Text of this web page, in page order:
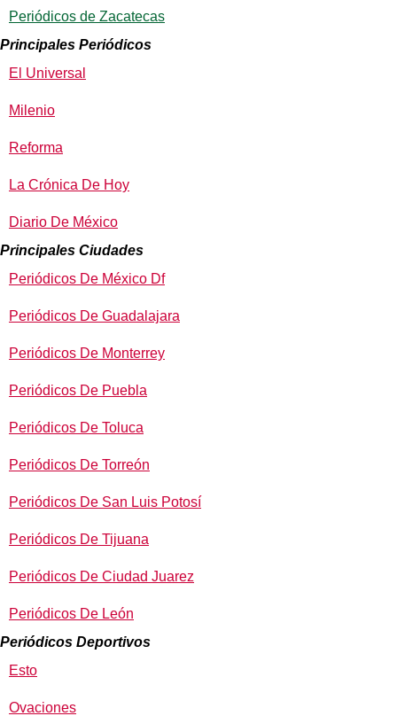
Periódicos de Zacatecas
Principales Periódicos
El Universal
Milenio
Reforma
La Crónica De Hoy
Diario De México
Principales Ciudades
Periódicos De México Df
Periódicos De Guadalajara
Periódicos De Monterrey
Periódicos De Puebla
Periódicos De Toluca
Periódicos De Torreón
Periódicos De San Luis Potosí
Periódicos De Tijuana
Periódicos De Ciudad Juarez
Periódicos De León
Periódicos Deportivos
Esto
Ovaciones